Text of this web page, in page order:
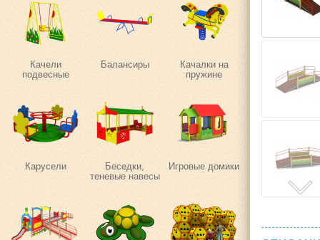
Качели
подвесные
Балансиры
Качалки на
пружине
Карусели
Беседки,
теневые навесы
Игровые домики